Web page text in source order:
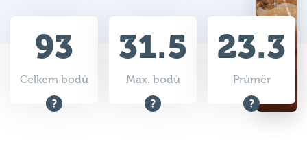
93
Celkem bodů
31.5
Max. bodů
23.3
Průměr